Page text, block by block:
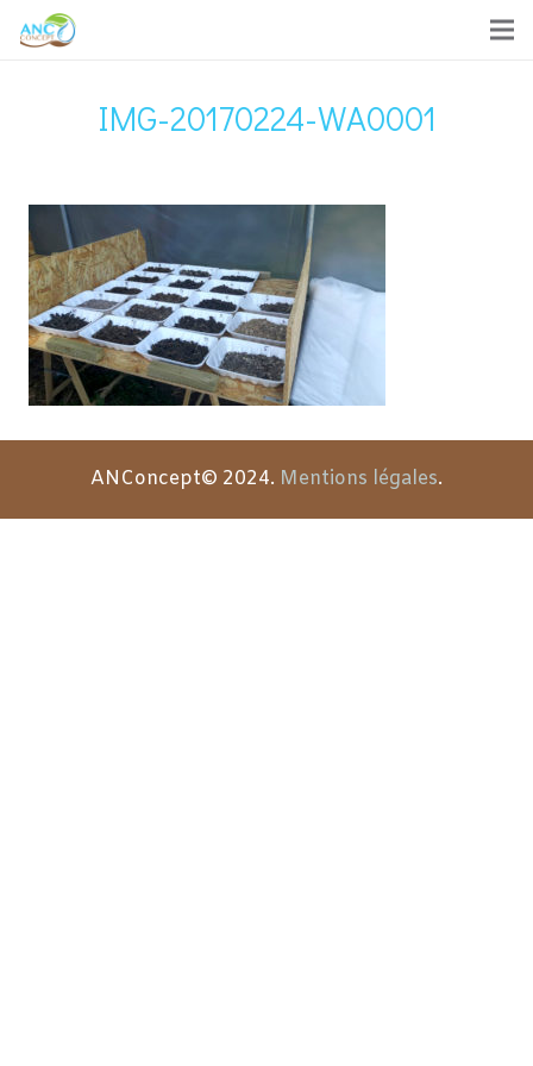
IMG-20170224-WA0001
ANConcept© 2024. Mentions légales.